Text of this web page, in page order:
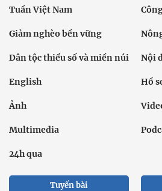
Tuần Việt Nam
Giảm nghèo bền vững
Dân tộc thiểu số và miền núi Nội
English Hồ
Ảnh
Multimedia
24h qua
Tuyến bài